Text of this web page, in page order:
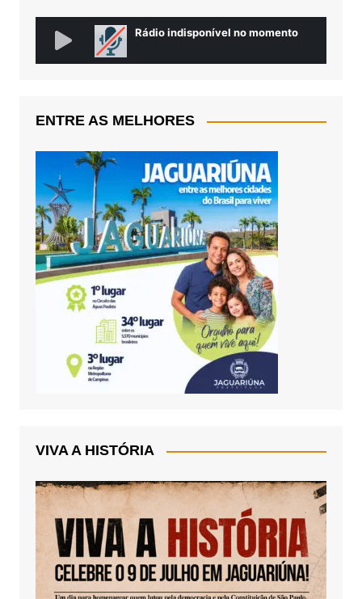
ENTRE AS MELHORES
VIVA A HISTÓRIA